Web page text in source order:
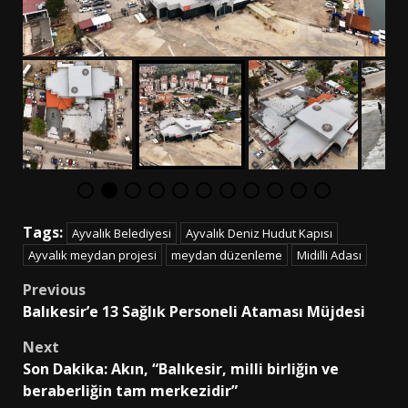
Tags: Ayvalık Belediyesi
Ayvalık Deniz Hudut Kapısı
Ayvalık meydan projesi
meydan düzenleme Midilli Adası
Post
navigation
Previous
Balıkesir’e 13 Sağlık Personeli Ataması Müjdesi
Next
Son Dakika: Akın, “Balıkesir, milli birliğin ve
beraberliğin tam merkezidir”